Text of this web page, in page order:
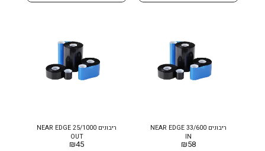
ריבונים NEAR EDGE 33/600
IN
₪58
ריבונים NEAR EDGE 25/1000
OUT
₪45